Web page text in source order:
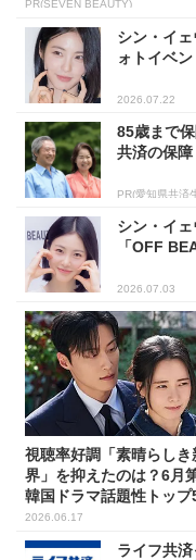
し...
PR(SEVEN BEAUTY)
シン・イ
ォトイベ
2026.07.22
85歳まで
共済の保障
PR(愛知県共済
シン・イ
「OFF
2026.07.03
視聴率好調「素晴らしき
界」を抑えたのは？6月
韓国ドラマ話題性トップ
2026.06.17
ライフ共